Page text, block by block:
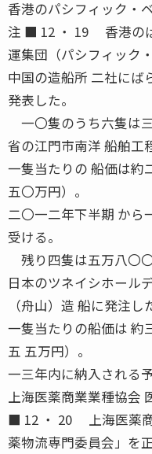
香港のパシフィック・
注 ■ 12 ・ 19 香港の
運集団（パシフィック
中国の造船所 二社にば
発表した。
一〇隻のうち六隻は
省の江門市南洋 船舶工
一隻当たりの 船価は約
五〇万円）。
二〇一二年下半期 から
受ける。
残り四隻は五万八〇
日本のツネイシホール
（舟山）造 船に発注し
一隻当たりの船価は 約
五 五万円）。
一三年内に納入される予
上海医薬商業業種協会
■ 12 ・ 20 上海医薬
薬物流専門委員会」を